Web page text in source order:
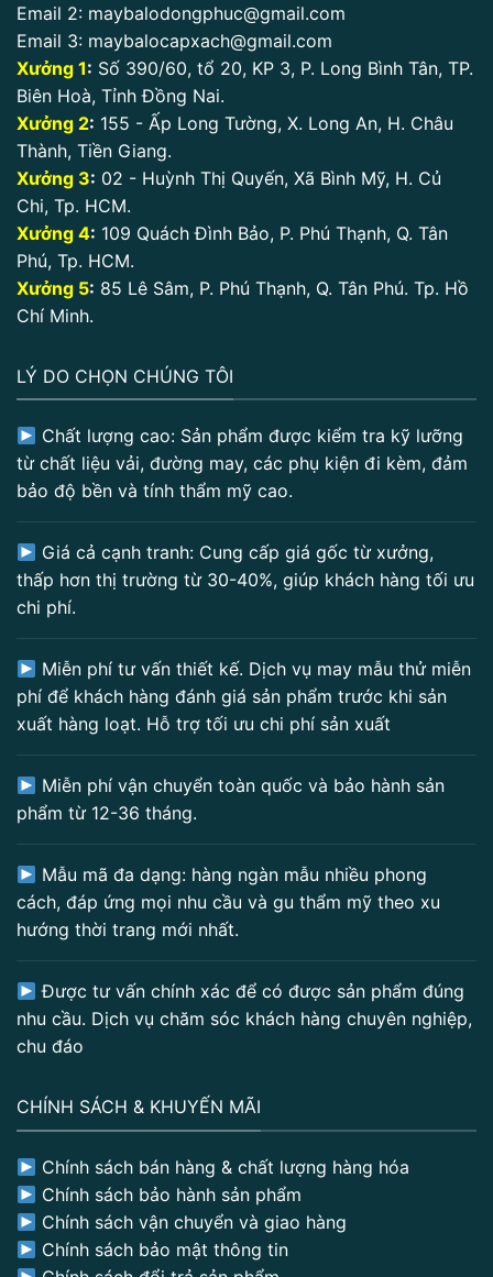
Email 2: maybalodongphuc@gmail.com
Email 3: maybalocapxach@gmail.com
Xưởng 1: Số 390/60, tổ 20, KP 3, P. Long Bình Tân, TP.
Biên Hoà, Tỉnh Đồng Nai.
Xưởng 2: 155 - Ấp Long Tường, X. Long An, H. Châu
Thành, Tiền Giang.
Xưởng 3: 02 - Huỳnh Thị Quyến, Xã Bình Mỹ, H. Củ
Chi, Tp. HCM.
Xưởng 4: 109 Quách Đình Bảo, P. Phú Thạnh, Q. Tân
Phú, Tp. HCM.
Xưởng 5: 85 Lê Sâm, P. Phú Thạnh, Q. Tân Phú. Tp. Hồ
Chí Minh.
LÝ DO CHỌN CHÚNG TÔI
Chất lượng cao: Sản phẩm được kiểm tra kỹ lưỡng
từ chất liệu vải, đường may, các phụ kiện đi kèm, đảm
bảo độ bền và tính thẩm mỹ cao.
Giá cả cạnh tranh: Cung cấp giá gốc từ xưởng,
thấp hơn thị trường từ 30-40%, giúp khách hàng tối ưu
chi phí.
Miễn phí tư vấn thiết kế. Dịch vụ may mẫu thử miễn
phí để khách hàng đánh giá sản phẩm trước khi sản
xuất hàng loạt. Hỗ trợ tối ưu chi phí sản xuất
Miễn phí vận chuyển toàn quốc và bảo hành sản
phẩm từ 12-36 tháng.
Mẫu mã đa dạng: hàng ngàn mẫu nhiều phong
cách, đáp ứng mọi nhu cầu và gu thẩm mỹ theo xu
hướng thời trang mới nhất.
Được tư vấn chính xác để có được sản phẩm đúng
nhu cầu. Dịch vụ chăm sóc khách hàng chuyên nghiệp,
chu đáo
CHÍNH SÁCH & KHUYẾN MÃI
Chính sách bán hàng & chất lượng hàng hóa
Chính sách bảo hành sản phẩm
Chính sách vận chuyển và giao hàng
Chính sách bảo mật thông tin